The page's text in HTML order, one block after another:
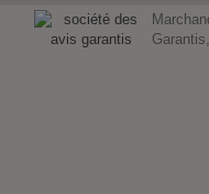
Garantis,